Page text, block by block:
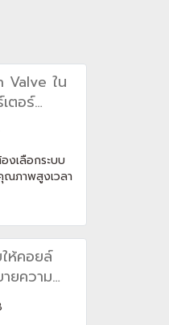
Valve ใน
ตอร์
งเลือกระบบ
ณภาพสูงเวลา
เวอร์เตอร์ คน
BTU ราคา
ว่า แอร์จะเย็น
ละทนจริงหรือ
ณ์ชิ้นเล็ก ๆ
ใช้ยาว ค่า
ห้คอยล์
ยความ